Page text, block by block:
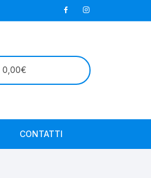
0,00€
CONTATTI